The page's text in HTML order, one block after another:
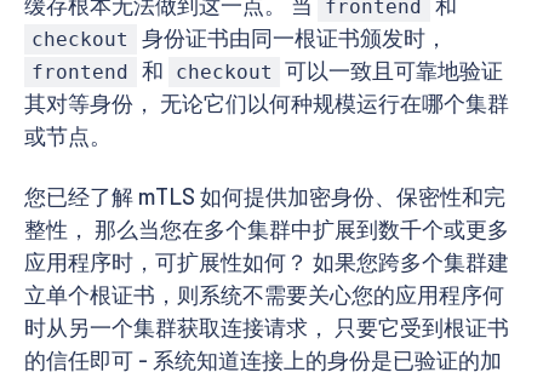
frontend
checkout 身份证书由同一根证书颁发时，
frontend 和 checkout
可以一致且可靠地验证
其对等身份， 无论它们以何种规模运行在哪个集群
或节点。
您已经了解 mTLS 如何提供加密身份、保密性和完
整性， 那么当您在多个集群中扩展到数千个或更多
应用程序时，可扩展性如何？ 如果您跨多个集群建
立单个根证书，则系统不需要关心您的应用程序何
时从另一个集群获取连接请求， 只要它受到根证书
的信任即可 - 系统知道连接上的身份是已验证的加